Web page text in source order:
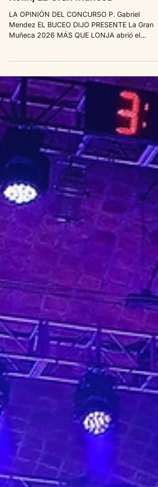
Rolin, La Gran Muñeca
LA OPINIÓN DEL CONCURSO P. Gabriel
concurso oficial aquel lejano 26 de enero y
La comparsa estuvo más dinámica, con un
sonido y una banda que se tocò todo. La
apertura de telón es (visualmente) de las
mejores de la categoría pero, luego este grupo
no logra sostener un rendimiento similar debido
a un texto con muchos altibajos e
interpretaciones desparej